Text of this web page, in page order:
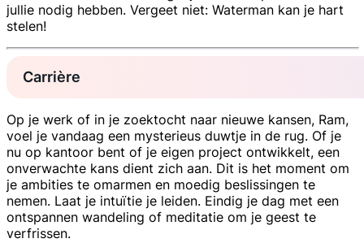
jullie nodig hebben. Vergeet niet: Waterman kan je hart
stelen!
Carrière
Op je werk of in je zoektocht naar nieuwe kansen, Ram,
voel je vandaag een mysterieus duwtje in de rug. Of je
nu op kantoor bent of je eigen project ontwikkelt, een
onverwachte kans dient zich aan. Dit is het moment om
je ambities te omarmen en moedig beslissingen te
nemen. Laat je intuïtie je leiden. Eindig je dag met een
ontspannen wandeling of meditatie om je geest te
verfrissen.